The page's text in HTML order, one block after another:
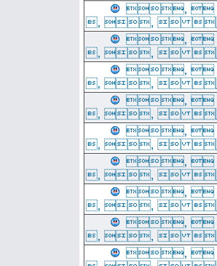
,
, , 
,
, , 
,
, , 
,
, , 
,
, , 
,
, , 
,
, , 
,
, , 
,